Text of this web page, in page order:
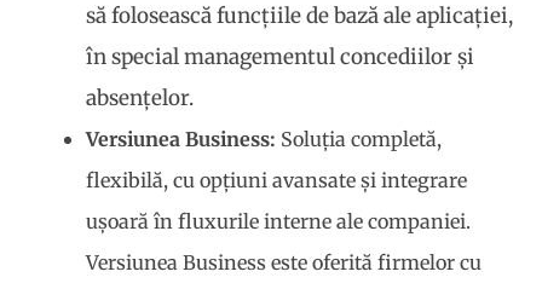
să folosească funcțiile de bază ale aplicației,
în special managementul concediilor și
absențelor.
Versiunea Business: Soluția completă,
flexibilă, cu opțiuni avansate și integrare
ușoară în fluxurile interne ale companiei.
Versiunea Business este oferită firmelor cu